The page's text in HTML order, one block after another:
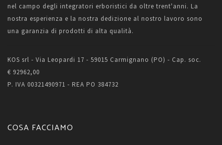
nel campo degli integratori erboristici da oltre trent'anni. La
nostra esperienza e la nostra dedizione al nostro lavoro sono
una garanzia di prodotti di alta qualità.
KOS srl - Via Leopardi 17 - 59015 Carmignano (PO) - Cap. soc.
€ 92962,00
P. IVA 00321490971 - REA PO 384732
COSA FACCIAMO